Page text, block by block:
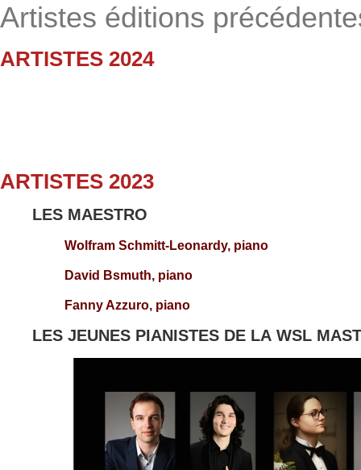
Artistes éditions
ARTISTES 2024
ARTISTES 2023
LES MAESTRO
Wolfram Schmitt-Leonardy, piano
David Bsmuth, piano
Fanny Azzuro, piano
LES JEUNES PIANISTES DE LA WSL